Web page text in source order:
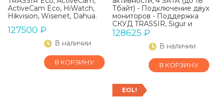
ActiveCam Eco, HiWatch,
Hikvision, Wisenet, Dahua.
127500 ₽
В наличии
В КОРЗИНУ
Тбайт) - Подключение двух
мониторов - Поддержка
СКУД TRASSIR, Sigur и
«Орион»
128625 ₽
В наличии
В КОРЗИНУ
EOL!